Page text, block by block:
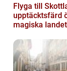
Flyga till
upptäcktsfärd
magiska landet